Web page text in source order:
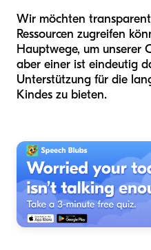
Wir möchten
Ressourcen zugreifen
Hauptwege, um unserer
aber einer ist eindeutig
Unterstützung für die
Kindes zu bieten.